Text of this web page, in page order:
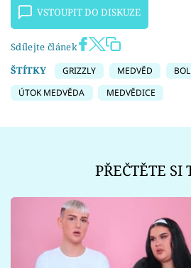
VSTOUPIT DO DISKUZE
Sdílejte článek
ŠTÍTKY
GRIZZLY MEDVĚD
ÚTOK MEDVĚDA
MEDVĚDICE
PŘEČTĚTE SI